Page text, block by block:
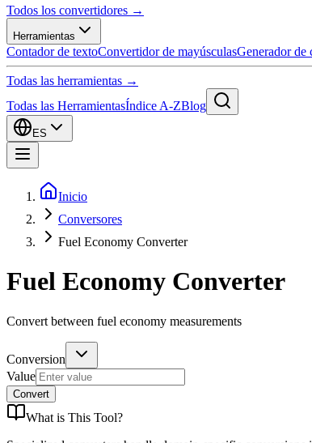
Todos los convertidores →
Herramientas
Contador de textoConvertidor de mayúsculasGenerador de
Todas las herramientas →
Todas las HerramientasÍndice A-ZBlog
ES
Inicio
Conversores
Fuel Economy Converter
Fuel Economy Converter
Convert between fuel economy measurements
Conversion
Value
Convert
What is This Tool?